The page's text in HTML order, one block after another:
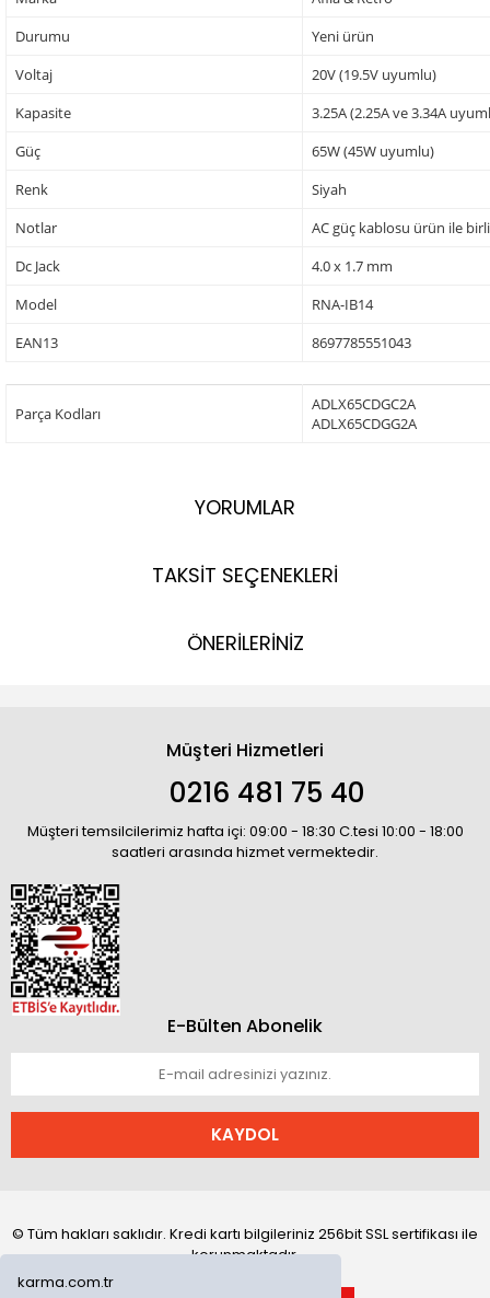
karma.com.tr
Durumu
Yeni ürün
Voltaj
20V (19.5V uyumlu)
Kapasite
3.25A (2.25A ve 3.34A
Güç
65W (45W uyumlu)
Renk
Siyah
Notlar
AC güç kablosu ürün ile
Dc Jack
4.0 x 1.7 mm
Model
RNA-IB14
EAN13
8697785551043
Parça Kodları
ADLX65CDGC2A
ADLX65CDGG2A
YORUMLAR
TAKSİT SEÇENEKLERİ
ÖNERİLERİNİZ
Müşteri Hizmetleri
0216 481 75 40
Müşteri temsilcilerimiz hafta içi: 09:00 - 18:30 C.tesi 10:00 - 18:00
saatleri arasında hizmet vermektedir.
E-Bülten Abonelik
KAYDOL
© Tüm hakları saklıdır. Kredi kartı bilgileriniz 256bit SSL sertifikası ile
korunmaktadır.